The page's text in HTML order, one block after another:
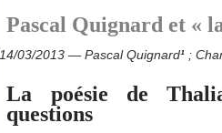
Pascal Quignard et «
14/03/2013 — Pascal Quignard¹ ;
La poésie de
questions